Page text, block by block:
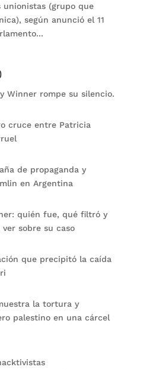
unionistas (grupo que
según anunció el 11
Winner rompe su silencio.
cruce entre Patricia
de propaganda y
en Argentina
quién fue, qué filtró y
sobre su caso
que precipitó la caída
la tortura y
palestino en una cárcel